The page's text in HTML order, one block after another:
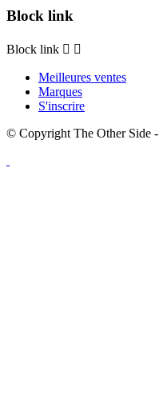
Block link
Block link  
Meilleures ventes
Marques
S'inscrire
© Copyright The Other Side -